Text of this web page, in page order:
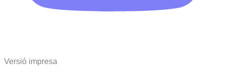
Versió impresa